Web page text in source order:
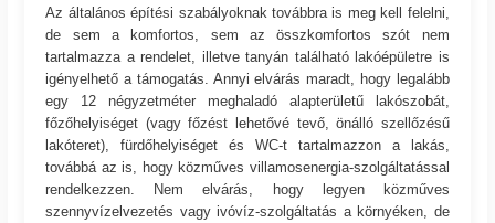
Az általános építési szabályoknak továbbra is meg kell felelni,
de sem a komfortos, sem az összkomfortos szót nem
tartalmazza a rendelet, illetve tanyán található lakóépületre is
igényelhető a támogatás. Annyi elvárás maradt, hogy legalább
egy 12 négyzetméter meghaladó alapterületű lakószobát,
főzőhelyiséget (vagy főzést lehetővé tevő, önálló szellőzésű
lakóteret), fürdőhelyiséget és WC-t tartalmazzon a lakás,
továbbá az is, hogy közműves villamosenergia-szolgáltatással
rendelkezzen. Nem elvárás, hogy legyen közműves
szennyvízelvezetés vagy ivóvíz-szolgáltatás a környéken, de